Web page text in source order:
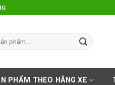
PHẨM THEO HÃNG XE